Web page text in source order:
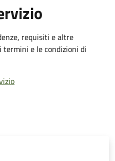
requisiti e altre
e le condizioni di